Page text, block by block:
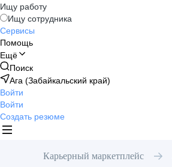
Ищу работу
Ищу сотрудника
Сервисы
Помощь
Ещё
Поиск
Ага (Забайкальский край)
Войти
Войти
Создать резюме
Карьерный маркетплейс